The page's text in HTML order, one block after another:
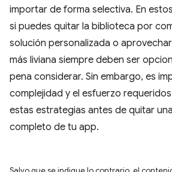
importar de forma selectiva. En
si puedes quitar la biblioteca por
solución personalizada o
más liviana siempre deben ser
pena considerar. Sin embargo, es
complejidad y el esfuerzo
estas estrategias antes de quitar
completo de tu app.